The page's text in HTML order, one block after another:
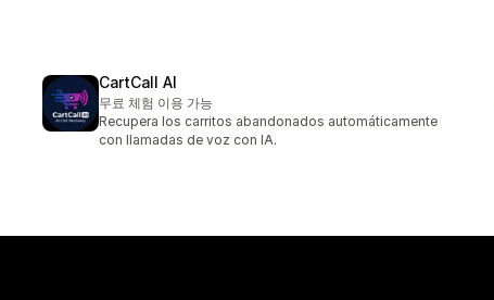
CartCall AI
무료 체험 이용 가능
Recupera los carritos abandonados automáticamente
con llamadas de voz con IA.